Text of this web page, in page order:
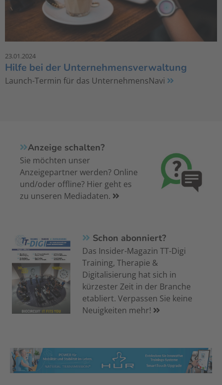
23.01.2024
Hilfe bei der Unternehmensverwaltung
Launch-Termin für das UnternehmensNavi
Anzeige schalten?
Sie möchten unser
Anzeigepartner werden? Online
und/oder offline? Hier geht es
zu unseren Mediadaten.
Schon abonniert?
Das Insider-Magazin TT-Digi
Training, Therapie &
Digitalisierung hat sich in
kürzester Zeit in der Branche
etabliert. Verpassen Sie keine
Neuigkeiten mehr!